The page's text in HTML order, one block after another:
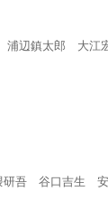
辺鎮太郎 大江
吾 谷口吉生